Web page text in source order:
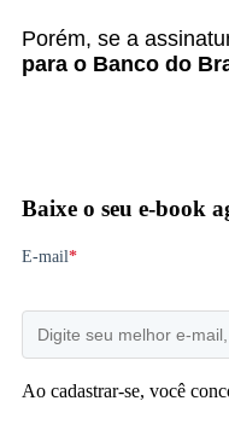
Porém, se a
para o Banco do
Baixe o seu e-book
E-mail*
Ao cadastrar-se, você